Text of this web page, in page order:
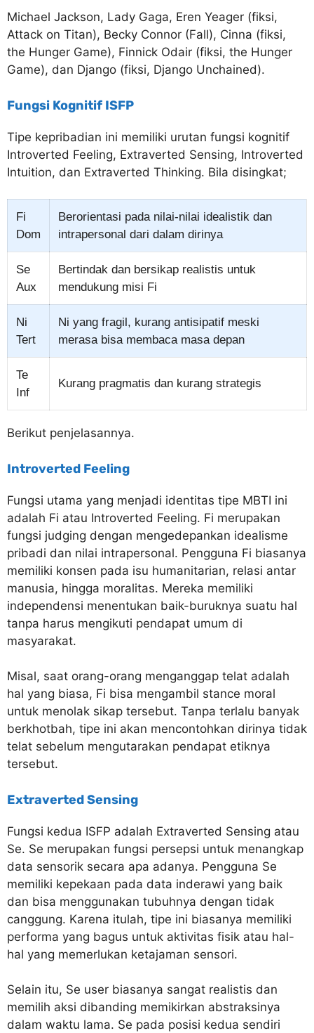
Michael Jackson, Lady Gaga, Eren Yeager (fiksi,
Attack on Titan), Becky Connor (Fall), Cinna (fiksi,
the Hunger Game), Finnick Odair (fiksi, the Hunger
Game), dan Django (fiksi, Django Unchained).
Fungsi Kognitif ISFP
Tipe kepribadian ini memiliki urutan fungsi kognitif
Introverted Feeling, Extraverted Sensing, Introverted
Intuition, dan Extraverted Thinking. Bila disingkat;
Fi
Dom
Berorientasi pada nilai-nilai idealistik dan
intrapersonal dari dalam dirinya
Se
Aux
Bertindak dan bersikap realistis untuk
mendukung misi Fi
Ni
Tert
Ni yang fragil, kurang antisipatif meski
merasa bisa membaca masa depan
Te
Inf
Kurang pragmatis dan kurang strategis
Berikut penjelasannya.
Introverted Feeling
Fungsi utama yang menjadi identitas tipe MBTI ini
adalah Fi atau Introverted Feeling. Fi merupakan
fungsi judging dengan mengedepankan idealisme
pribadi dan nilai intrapersonal. Pengguna Fi biasanya
memiliki konsen pada isu humanitarian, relasi antar
manusia, hingga moralitas. Mereka memiliki
independensi menentukan baik-buruknya suatu hal
tanpa harus mengikuti pendapat umum di
masyarakat.
Misal, saat orang-orang menganggap telat adalah
hal yang biasa, Fi bisa mengambil stance moral
untuk menolak sikap tersebut. Tanpa terlalu banyak
berkhotbah, tipe ini akan mencontohkan dirinya tidak
telat sebelum mengutarakan pendapat etiknya
tersebut.
Extraverted Sensing
Fungsi kedua ISFP adalah Extraverted Sensing atau
Se. Se merupakan fungsi persepsi untuk menangkap
data sensorik secara apa adanya. Pengguna Se
memiliki kepekaan pada data inderawi yang baik
dan bisa menggunakan tubuhnya dengan tidak
canggung. Karena itulah, tipe ini biasanya memiliki
performa yang bagus untuk aktivitas fisik atau hal-
hal yang memerlukan ketajaman sensori.
Selain itu, Se user biasanya sangat realistis dan
memilih aksi dibanding memikirkan abstraksinya
dalam waktu lama. Se pada posisi kedua sendiri